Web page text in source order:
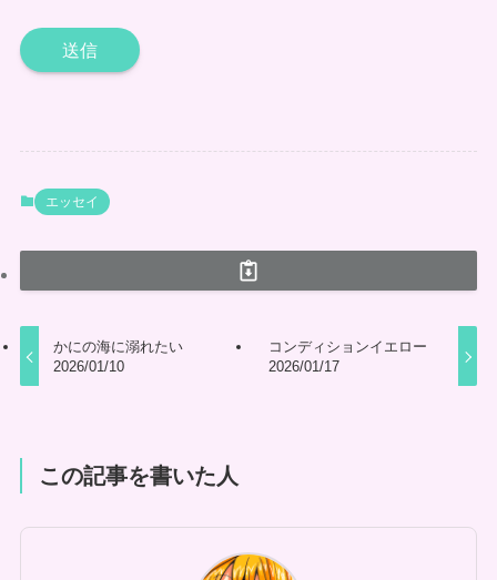
エッセイ
かにの海に溺れたい
2026/01/10
コンディションイエロー
2026/01/17
この記事を書いた人